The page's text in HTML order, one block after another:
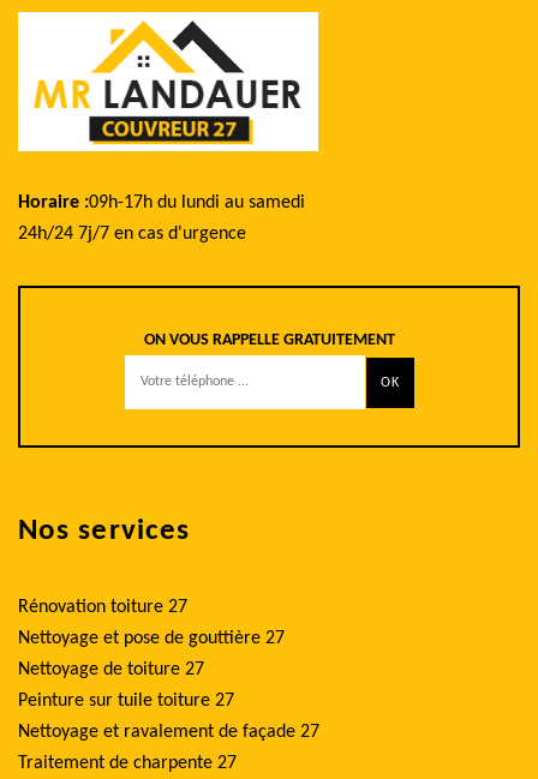
Horaire :09h-17h du lundi au samedi
24h/24 7j/7 en cas d'urgence
ON VOUS RAPPELLE GRATUITEMENT
Nos services
Rénovation toiture 27
Nettoyage et pose de gouttière 27
Nettoyage de toiture 27
Peinture sur tuile toiture 27
Nettoyage et ravalement de façade 27
Traitement de charpente 27